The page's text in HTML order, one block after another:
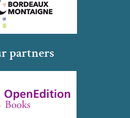
partners